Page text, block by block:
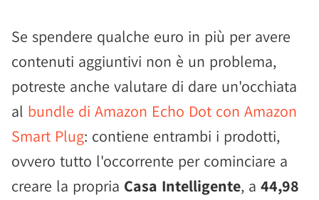
Se spendere qualche euro in più per avere
contenuti aggiuntivi non è un problema,
potreste anche valutare di dare un'occhiata
al bundle di Amazon Echo Dot con Amazon
Smart Plug: contiene entrambi i prodotti,
ovvero tutto l'occorrente per cominciare a
creare la propria Casa Intelligente, a 44,98